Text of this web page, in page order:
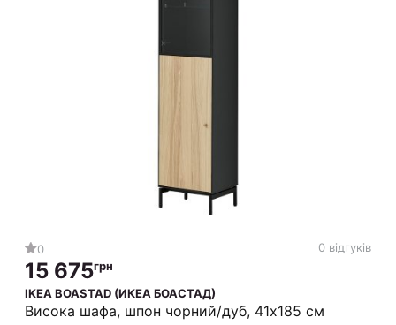
0 0 відгуків
15 675грн
IKEA BOASTAD (ИКЕА БОАСТАД)
Висока шафа, шпон чорний/дуб, 41x185 см